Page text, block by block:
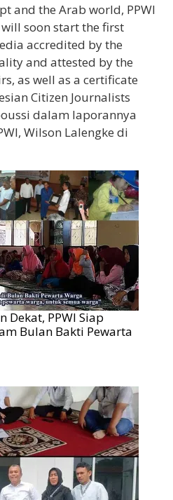
and the Arab world, PPWI
soon start the first
accredited by the
and attested by the
as well as a certificate
Citizen Journalists
dalam laporannya
Wilson Lalengke di
Dekat, PPWI Siap
Bulan Bakti Pewarta